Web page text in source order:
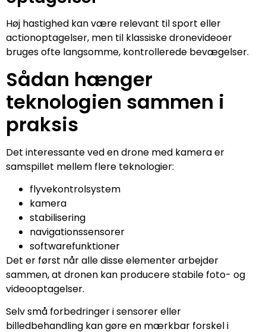
Høj hastighed kan være relevant til sport eller
actionoptagelser, men til klassiske dronevideoer
bruges ofte langsomme, kontrollerede bevægelser.
Sådan hænger
teknologien sammen i
praksis
Det interessante ved en drone med kamera er
samspillet mellem flere teknologier:
flyvekontrolsystem
kamera
stabilisering
navigationssensorer
softwarefunktioner
Det er først når alle disse elementer arbejder
sammen, at dronen kan producere stabile foto- og
videooptagelser.
Selv små forbedringer i sensorer eller
billedbehandling kan gøre en mærkbar forskel i